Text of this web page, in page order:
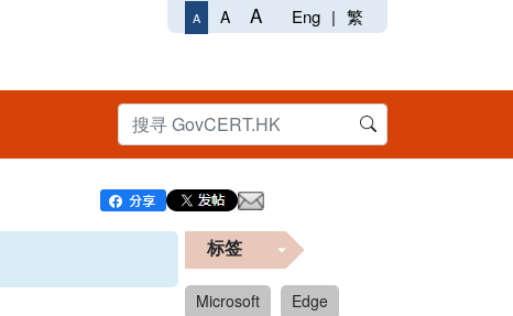
A A A Eng | 繁
标签
Microsoft
Edge